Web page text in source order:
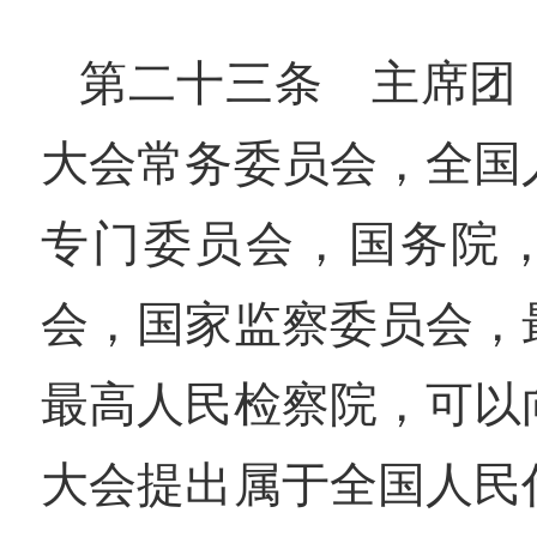
第二十三条 主席团
大会常务委员会，全
专门委员会，国务院
会，国家监察委员会
最高人民检察院，可
大会提出属于全国人